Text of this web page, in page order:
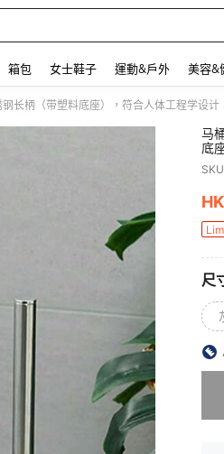
箱包 女士鞋子 運動&戶外 美容&
长柄（带塑料底座），符合人体工程学设计
马
底
尺